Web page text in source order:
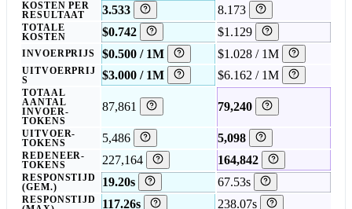
KOSTEN PER
RESULTAAT
3.533 8.173
TOTALE
KOSTEN
$0.742 $1.129
INVOERPRIJS $0.500 / 1M $1.028 / 1M
UITVOERPRIJ
S
$3.000 / 1M $6.162 / 1M
TOTAAL
AANTAL
INVOER-
TOKENS
87,861 79,240
UITVOER-
TOKENS
5,486 5,098
REDENEER-
TOKENS
227,164 164,842
RESPONSTIJD
(GEM.)
19.20s 67.53s
RESPONSTIJD
117.26s 238.07s